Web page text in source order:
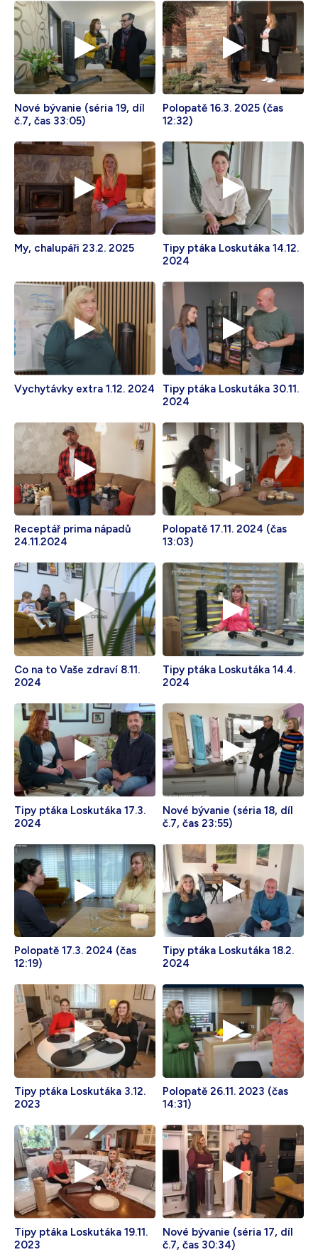
Nové bývanie (séria 19, díl
č.7, čas 33:05)
Polopatě 16.3. 2025 (čas
12:32)
My, chalupáři 23.2. 2025
Tipy ptáka Loskutáka 14.12.
2024
Vychytávky extra 1.12. 2024
Tipy ptáka Loskutáka 30.11.
2024
Receptář prima nápadů
24.11.2024
Polopatě 17.11. 2024 (čas
13:03)
Co na to Vaše zdraví 8.11.
2024
Tipy ptáka Loskutáka 14.4.
2024
Tipy ptáka Loskutáka 17.3.
2024
Nové bývanie (séria 18, díl
č.7, čas 23:55)
Polopatě 17.3. 2024 (čas
12:19)
Tipy ptáka Loskutáka 18.2.
2024
Tipy ptáka Loskutáka 3.12.
2023
Polopatě 26.11. 2023 (čas
14:31)
Tipy ptáka Loskutáka 19.11.
2023
Nové bývanie (séria 17, díl
č.7, čas 30:34)